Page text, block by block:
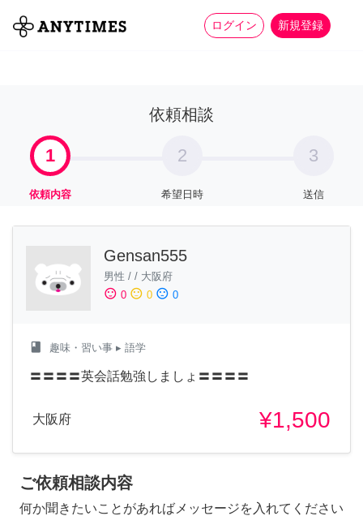
ログイン 新規登録
全て 家事 more_horiz
依頼相談
1
依頼内容
2
希望日時
3
送信
Gensan555
男性 / / 大阪府
sentiment_satisfied 0 sentiment_neutral 0 sentiment_dissatisfied 0
class 趣味・習い事 ▸ 語学
〓〓〓〓英会話勉強しましょ〓〓〓〓
大阪府 ¥1,500
ご依頼相談内容
何か聞きたいことがあればメッセージを入れてください